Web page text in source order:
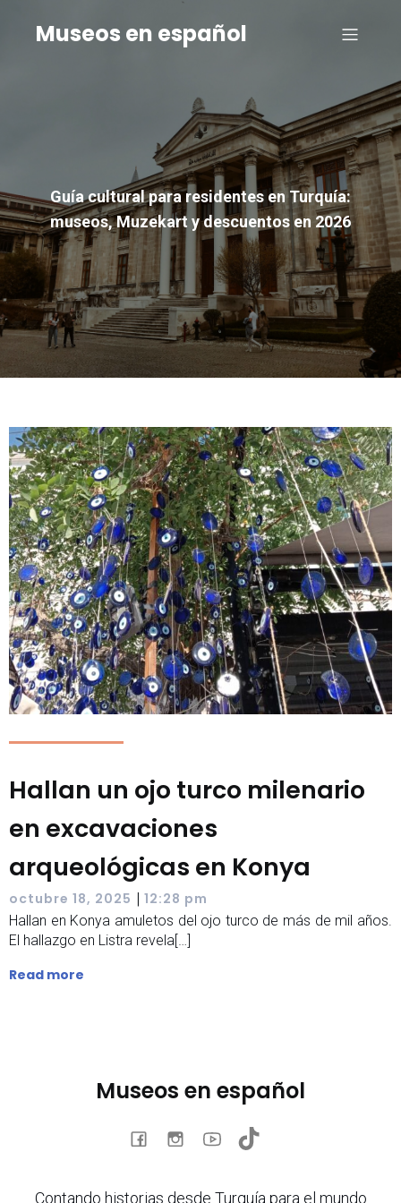
Museos en español
Guía cultural para residentes en Turquía:
museos, Muzekart y descuentos en 2026
Hallan un ojo turco milenario
en excavaciones
arqueológicas en Konya
octubre 18, 2025 | 12:28 pm
Hallan en Konya amuletos del ojo turco de más de mil años.
El hallazgo en Listra revela[…]
Read more
Museos en español
Contando historias desde Turquía para el mundo